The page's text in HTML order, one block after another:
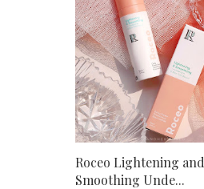
Roceo Lightening and
Smoothing Unde...